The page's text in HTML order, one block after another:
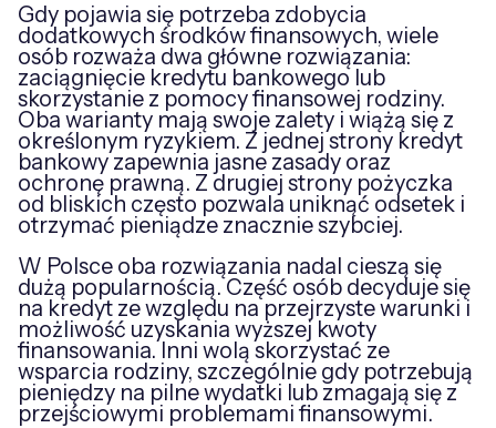
Gdy pojawia się potrzeba zdobycia
dodatkowych środków finansowych, wiele
osób rozważa dwa główne rozwiązania:
zaciągnięcie kredytu bankowego lub
skorzystanie z pomocy finansowej rodziny.
Oba warianty mają swoje zalety i wiążą się z
określonym ryzykiem. Z jednej strony kredyt
bankowy zapewnia jasne zasady oraz
ochronę prawną. Z drugiej strony pożyczka
od bliskich często pozwala uniknąć odsetek i
otrzymać pieniądze znacznie szybciej.
W Polsce oba rozwiązania nadal cieszą się
dużą popularnością. Część osób decyduje się
na kredyt ze względu na przejrzyste warunki i
możliwość uzyskania wyższej kwoty
finansowania. Inni wolą skorzystać ze
wsparcia rodziny, szczególnie gdy potrzebują
pieniędzy na pilne wydatki lub zmagają się z
przejściowymi problemami finansowymi.